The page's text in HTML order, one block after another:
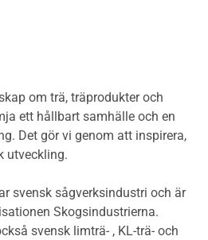
märkning
- generellt
om trä, träprodukter och
ett hållbart samhälle och en
Det gör vi genom att inspirera,
utveckling.
svensk sågverksindustri och är
Skogsindustrierna.
svensk limträ- , KL-trä- och